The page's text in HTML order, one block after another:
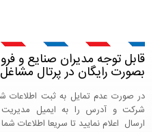
قابل توجه مدیران صنایع و
بصورت رایگان در پرتال
در صورت عدم تمایل به ثبت اطلاعات
شرکت و آدرس را به ایمیل
ارسال اعلام نمایید تا سریعا اطلاعات